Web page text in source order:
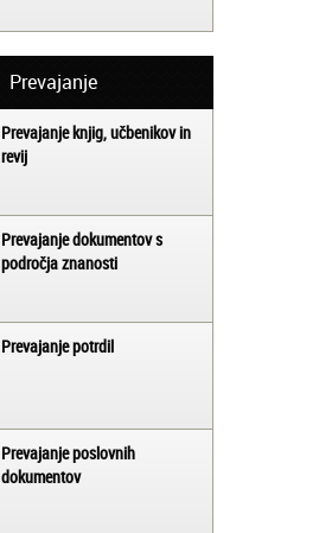
Prevajanje
Prevajanje knjig, učbenikov in
revij
Prevajanje dokumentov s
področja znanosti
Prevajanje potrdil
Prevajanje poslovnih
dokumentov